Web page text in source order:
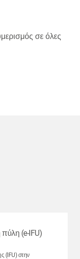
σε όλες
πύλη (e-IFU)
(IFU) στην